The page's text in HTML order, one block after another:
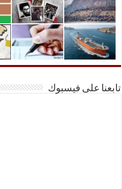
تابعنا على فيسبوك